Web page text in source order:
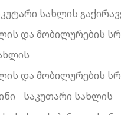
სახლის
და მობილურების
და მობილურების
საკუთარი სახლის